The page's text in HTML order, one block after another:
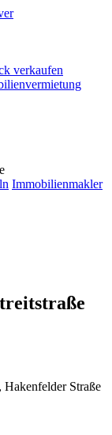
verkaufen
Immobilienmakler